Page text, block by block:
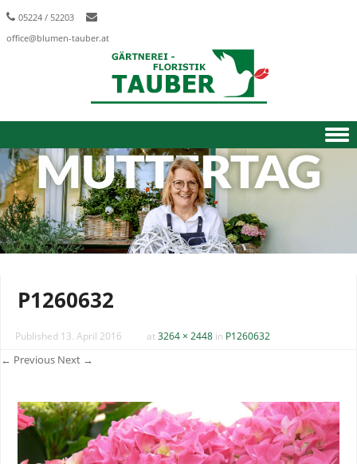
05224 / 52203
office@blumen-tauber.at
Skip to content
P1260632
Published 13. April 2016 at3264 × 2448 in P1260632
← Previous Next →